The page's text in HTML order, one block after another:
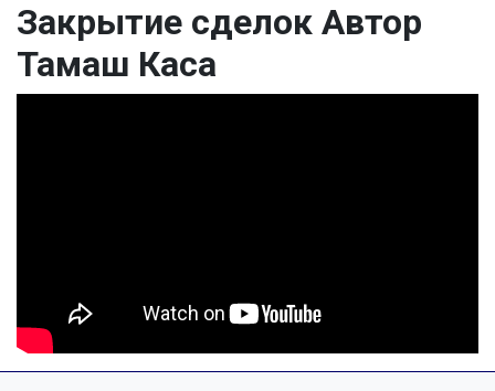
Закрытие сделок Автор
Тамаш Каса